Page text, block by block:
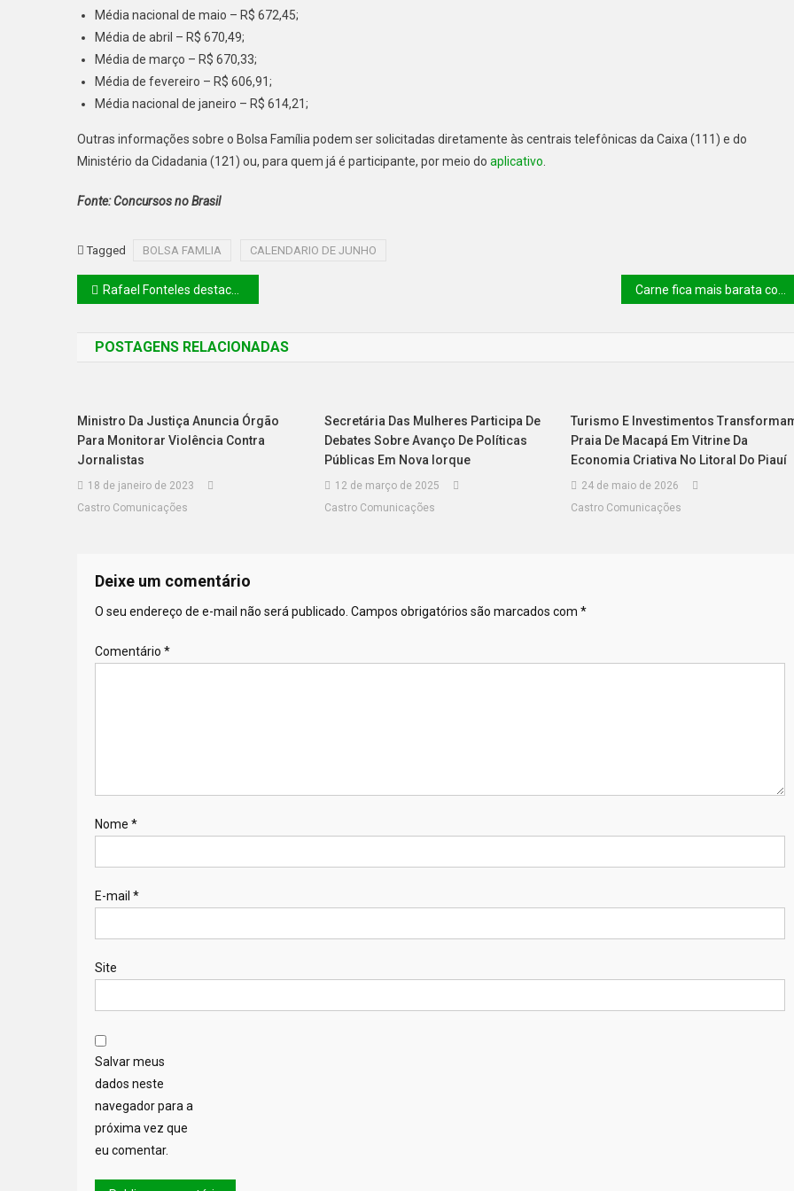
Média nacional de maio – R$ 672,45;
Média de abril – R$ 670,49;
Média de março – R$ 670,33;
Média de fevereiro – R$ 606,91;
Média nacional de janeiro – R$ 614,21;
Outras informações sobre o Bolsa Família podem ser solicitadas diretamente às centrais telefônicas da Caixa (111) e do
Ministério da Cidadania (121) ou, para quem já é participante, por meio do aplicativo
Fonte: Concursos no Brasil
Tagged BOLSA FAMLIA CALENDARIO DE JUNHO
Rafael Fonteles destaca importância da transformação digital em evento municipalista
POSTAGENS RELACIONADAS
Ministro Da Justiça Anuncia Órgão
Para Monitorar Violência Contra
Jornalistas
18 de janeiro de 2023
Castro Comunicações
Secretária Das Mulheres Participa De
Debates Sobre Avanço De Políticas
Públicas Em Nova Iorque
12 de março de 2025
Castro Comunicações
Turismo E Investimentos
Praia De Macapá Em Vitrine Da
Economia Criativa No Litoral Do Piauí
24 de maio de 2026
Castro Comunicações
Deixe um comentário
O seu endereço de e-mail não será publicado. Campos obrigatórios são marcados com *
Comentário *
Nome *
E-mail *
Site
Salvar meus
dados neste
navegador para a
próxima vez que
eu comentar.